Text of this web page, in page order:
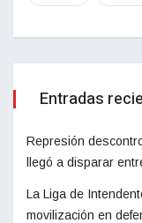
Entradas
Represión
llegó a disparar
La Liga de
movilización en